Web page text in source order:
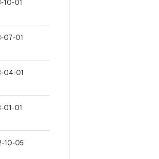
10-01
07-01
04-01
01-01
10-05